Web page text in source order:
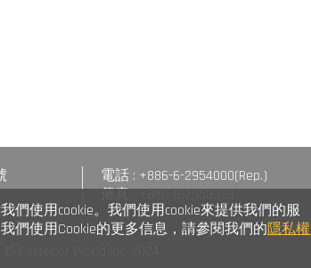
們使用cookie。我們使用cookie來提供我們的服
們使用Cookie的更多信息，請參閱我們的隱私權
電話 : +886-6-2954000(Rep.)
傳真 : +886-6-2953939